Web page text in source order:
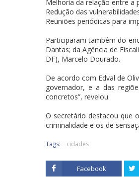
Melhoria da relação entre a
Redução das
Reuniões periódicas para
Participaram também do
Dantas; da Agência de
DF), Marcelo Dourado.
De acordo com Edval de
governador, e a das
concretos”, revelou.
O secretário destacou que
criminalidade e os de
Tags: cidades
Facebook